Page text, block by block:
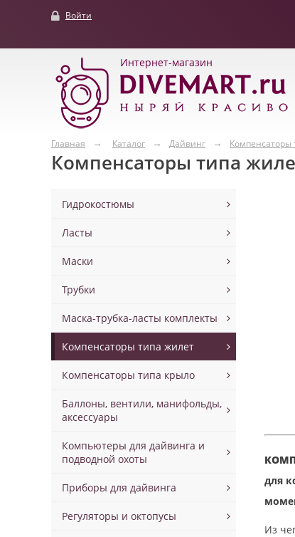
Войти
Интернет-магазин
Главная Каталог Дайвинг Компенсаторы
Компенсаторы типа
Гидрокостюмы
Ласты
Маски
Трубки
Маска-трубка-ласты комплекты
Компенсаторы типа жилет
Компенсаторы типа крыло
Баллоны, вентили, манифольды,
аксессуары
Компьютеры для дайвинга и
подводной охоты
Приборы для дайвинга
Регуляторы и октопусы
для
Из